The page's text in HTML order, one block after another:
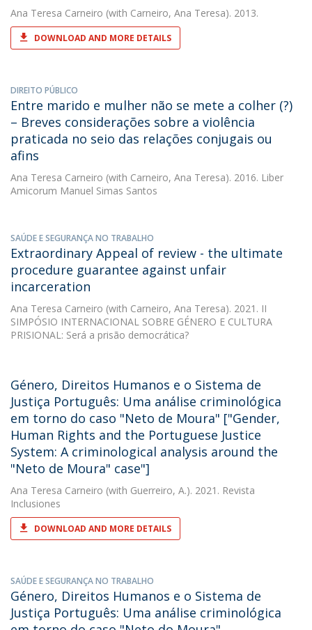
Ana Teresa Carneiro (with Carneiro, Ana Teresa). 2013.
DOWNLOAD AND MORE DETAILS
DIREITO PÚBLICO
Entre marido e mulher não se mete a colher (?)
– Breves considerações sobre a violência
praticada no seio das relações conjugais ou
afins
Ana Teresa Carneiro (with Carneiro, Ana Teresa). 2016. Liber
Amicorum Manuel Simas Santos
SAÚDE E SEGURANÇA NO TRABALHO
Extraordinary Appeal of review - the ultimate
procedure guarantee against unfair
incarceration
Ana Teresa Carneiro (with Carneiro, Ana Teresa). 2021. II
SIMPÓSIO INTERNACIONAL SOBRE GÉNERO E CULTURA
PRISIONAL: Será a prisão democrática?
Género, Direitos Humanos e o Sistema de
Justiça Português: Uma análise criminológica
em torno do caso "Neto de Moura" ["Gender,
Human Rights and the Portuguese Justice
System: A criminological analysis around the
"Neto de Moura" case"]
Ana Teresa Carneiro (with Guerreiro, A.). 2021. Revista
Inclusiones
DOWNLOAD AND MORE DETAILS
SAÚDE E SEGURANÇA NO TRABALHO
Género, Direitos Humanos e o Sistema de
Justiça Português: Uma análise criminológica